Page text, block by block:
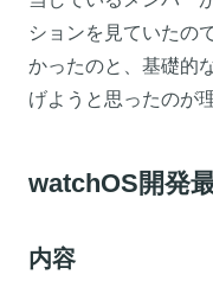
ションを見ていたの
かったのと、基礎的
げようと思ったのが
watchOS開発
内容